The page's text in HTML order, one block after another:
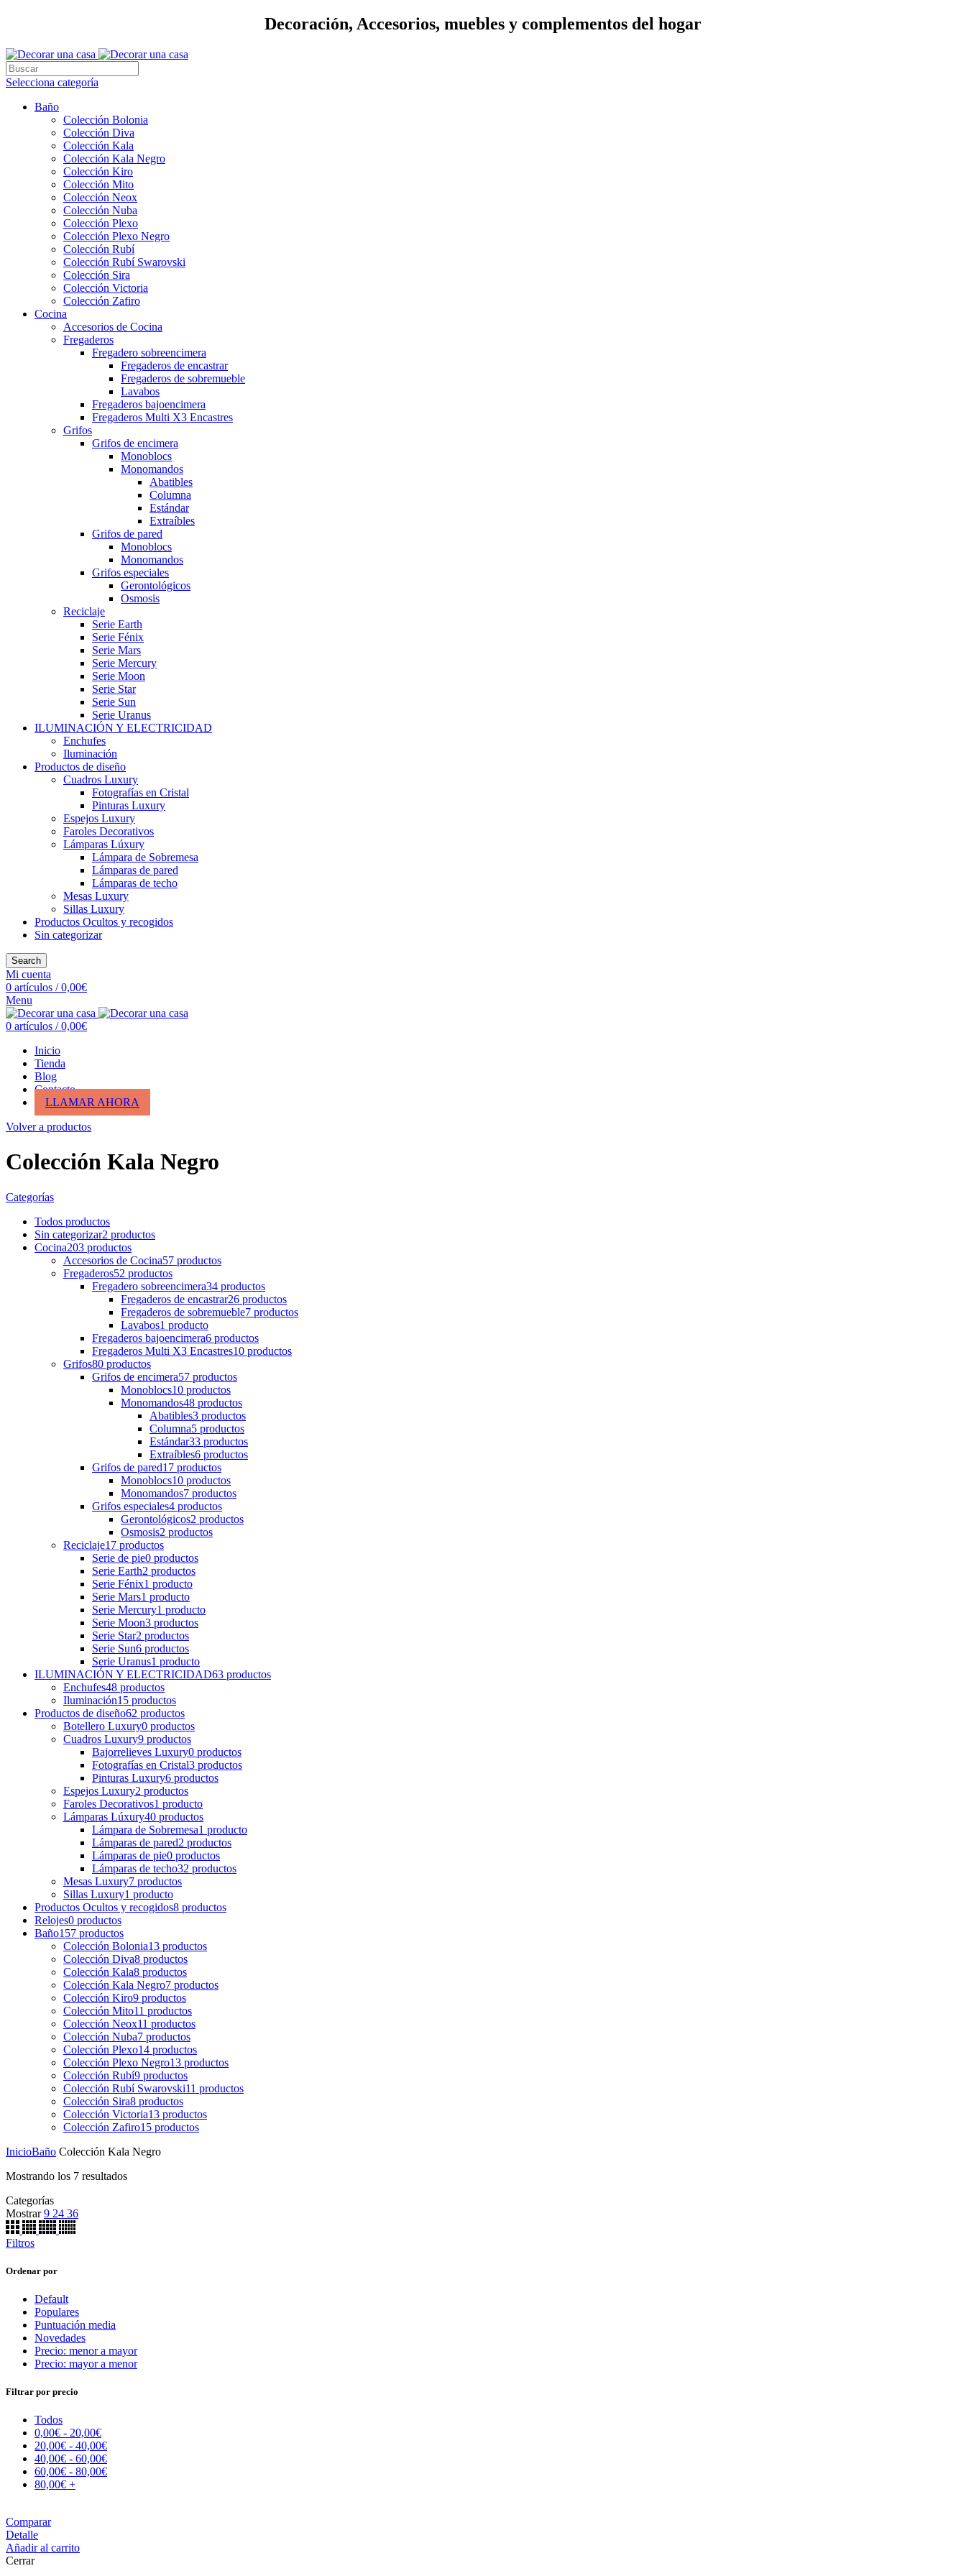
Decoración, Accesorios, muebles y complementos del hogar
Selecciona categoría
Baño
Colección Bolonia
Colección Diva
Colección Kala
Colección Kala Negro
Colección Kiro
Colección Mito
Colección Neox
Colección Nuba
Colección Plexo
Colección Plexo Negro
Colección Rubí
Colección Rubí Swarovski
Colección Sira
Colección Victoria
Colección Zafiro
Cocina
Accesorios de Cocina
Fregaderos
Fregadero sobreencimera
Fregaderos de encastrar
Fregaderos de sobremueble
Lavabos
Fregaderos bajoencimera
Fregaderos Multi X3 Encastres
Grifos
Grifos de encimera
Monoblocs
Monomandos
Abatibles
Columna
Estándar
Extraíbles
Grifos de pared
Monoblocs
Monomandos
Grifos especiales
Gerontológicos
Osmosis
Reciclaje
Serie Earth
Serie Fénix
Serie Mars
Serie Mercury
Serie Moon
Serie Star
Serie Sun
Serie Uranus
ILUMINACIÓN Y ELECTRICIDAD
Enchufes
Iluminación
Productos de diseño
Cuadros Luxury
Fotografías en Cristal
Pinturas Luxury
Espejos Luxury
Faroles Decorativos
Lámparas Lúxury
Lámpara de Sobremesa
Lámparas de pared
Lámparas de techo
Mesas Luxury
Sillas Luxury
Productos Ocultos y recogidos
Sin categorizar
Search
Mi cuenta
0 artículos / 0,00€
Menu
0 artículos / 0,00€
Inicio
Tienda
Blog
Contacto
LLAMAR AHORA
Volver a productos
Colección Kala Negro
Categorías
Todos productos
Sin categorizar2 productos
Cocina203 productos
Accesorios de Cocina57 productos
Fregaderos52 productos
Fregadero sobreencimera34 productos
Fregaderos de encastrar26 productos
Fregaderos de sobremueble7 productos
Lavabos1 producto
Fregaderos bajoencimera6 productos
Fregaderos Multi X3 Encastres10 productos
Grifos80 productos
Grifos de encimera57 productos
Monoblocs10 productos
Monomandos48 productos
Abatibles3 productos
Columna5 productos
Estándar33 productos
Extraíbles6 productos
Grifos de pared17 productos
Monoblocs10 productos
Monomandos7 productos
Grifos especiales4 productos
Gerontológicos2 productos
Osmosis2 productos
Reciclaje17 productos
Serie de pie0 productos
Serie Earth2 productos
Serie Fénix1 producto
Serie Mars1 producto
Serie Mercury1 producto
Serie Moon3 productos
Serie Star2 productos
Serie Sun6 productos
Serie Uranus1 producto
ILUMINACIÓN Y ELECTRICIDAD63 productos
Enchufes48 productos
Iluminación15 productos
Productos de diseño62 productos
Botellero Luxury0 productos
Cuadros Luxury9 productos
Bajorrelieves Luxury0 productos
Fotografías en Cristal3 productos
Pinturas Luxury6 productos
Espejos Luxury2 productos
Faroles Decorativos1 producto
Lámparas Lúxury40 productos
Lámpara de Sobremesa1 producto
Lámparas de pared2 productos
Lámparas de pie0 productos
Lámparas de techo32 productos
Mesas Luxury7 productos
Sillas Luxury1 producto
Productos Ocultos y recogidos8 productos
Relojes0 productos
Baño157 productos
Colección Bolonia13 productos
Colección Diva8 productos
Colección Kala8 productos
Colección Kala Negro7 productos
Colección Kiro9 productos
Colección Mito11 productos
Colección Neox11 productos
Colección Nuba7 productos
Colección Plexo14 productos
Colección Plexo Negro13 productos
Colección Rubí9 productos
Colección Rubí Swarovski11 productos
Colección Sira8 productos
Colección Victoria13 productos
Colección Zafiro15 productos
InicioBaño Colección Kala Negro
Mostrando los 7 resultados
Categorías
Mostrar 9 24 36
Filtros
Ordenar por
Default
Populares
Puntuación media
Novedades
Precio: menor a mayor
Precio: mayor a menor
Filtrar por precio
Todos
0,00€ - 20,00€
20,00€ - 40,00€
40,00€ - 60,00€
60,00€ - 80,00€
80,00€ +
Comparar
Detalle
Añadir al carrito
Cerrar